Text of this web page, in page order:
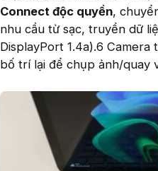
Connect độc quyền,
nhu cầu từ sạc, truyền dữ
DisplayPort 1.4a).6
bố trí lại để chụp ảnh/quay